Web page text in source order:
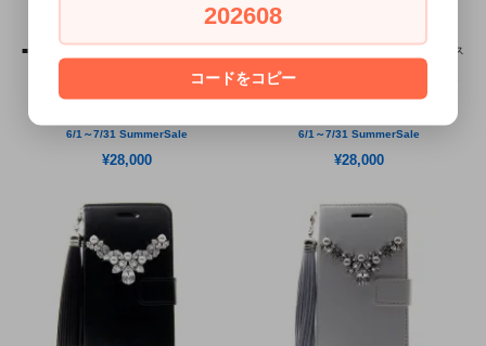
■iPhone全機種対応■iPhone手帳ケース×ス
ワロフスキー ジュエルモデルプレミアム
ペンダント ホワイト×ピンク
6/1～7/31 SummerSale
¥28,000
■iPhone全機種対応■iPhone手帳ケース×ス
ワロフスキー ジュエルモデルプレミアム
ペンダント ホワイト×オーロラ
6/1～7/31 SummerSale
¥28,000
202608
コードをコピー